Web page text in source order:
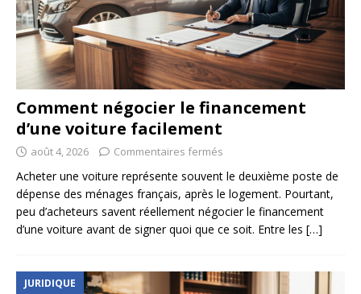
Comment négocier le financement
d’une voiture facilement
août 4, 2026 Commentaires fermés
Acheter une voiture représente souvent le deuxième poste de
dépense des ménages français, après le logement. Pourtant,
peu d’acheteurs savent réellement négocier le financement
d’une voiture avant de signer quoi que ce soit. Entre les […]
JURIDIQUE